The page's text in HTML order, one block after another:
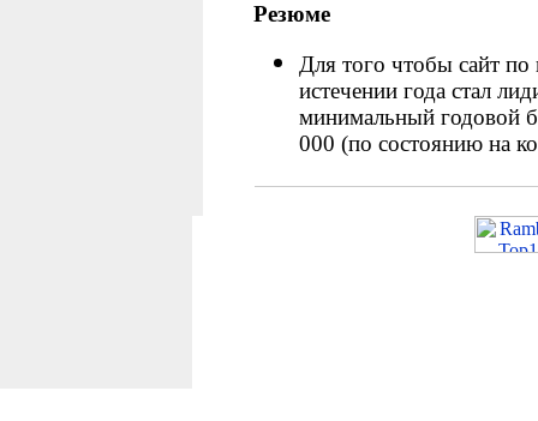
Резюме
Для того чтобы сайт
истечении года стал
минимальный годовой
000 (по состоянию на